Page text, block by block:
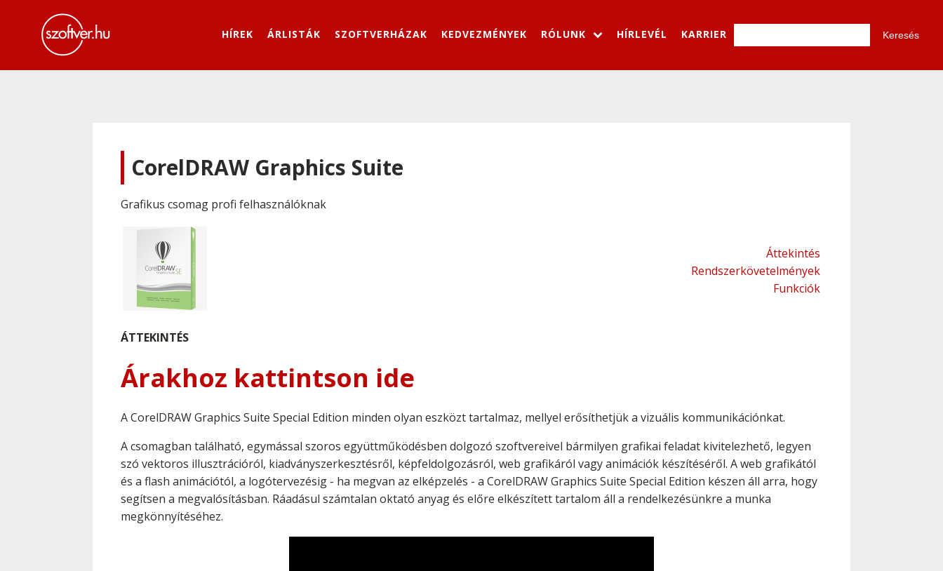
HÍREK ÁRLISTÁK SZOFTVERHÁZAK KEDVEZMÉNYEK RÓLUNK HÍRLEVÉL KARRIER
CorelDRAW Graphics Suite
Grafikus csomag profi felhasználóknak
Áttekintés
Rendszerkövetelmények
Funkciók
ÁTTEKINTÉS
Árakhoz kattintson ide
A CorelDRAW Graphics Suite Special Edition minden olyan eszközt tartalmaz, mellyel erősíthetjük a vizuális kommunikációnkat.
A csomagban található, egymással szoros együttműködésben dolgozó szoftvereivel bármilyen grafikai feladat kivitelezhető, legyen
szó vektoros illusztrációról, kiadványszerkesztésről, képfeldolgozásról, web grafikáról vagy animációk készítéséről. A web grafikától
és a flash animációtól, a logótervezésig - ha megvan az elképzelés - a CorelDRAW Graphics Suite Special Edition készen áll arra, hogy
segítsen a megvalósításban. Ráadásul számtalan oktató anyag és előre elkészített tartalom áll a rendelkezésünkre a munka
megkönnyítéséhez.